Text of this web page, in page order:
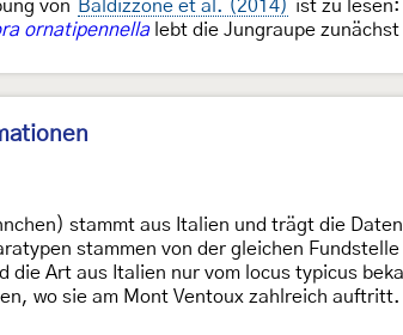
von Baldizzone et al. (2014) ist zu
ornatipennellalebt die Jungraupe
stammt aus Italien und trägt die
stammen von der gleichen
die Art aus Italien nur vom locus typicus
wo sie am Mont Ventoux zahlreich auftritt.